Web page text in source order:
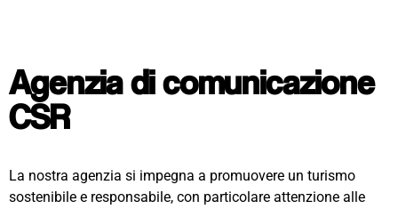
Agenzia di comunicazione
CSR
La nostra agenzia si impegna a promuovere un turismo
sostenibile e responsabile, con particolare attenzione alle